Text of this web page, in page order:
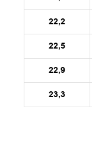
22,2
22,5
22,9
23,3